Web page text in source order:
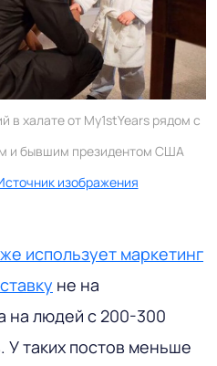
халате от My1stYears рядом с
и бывшим президентом США
изображения
использует маркетинг
не на
на людей с 200-300
У таких постов меньше